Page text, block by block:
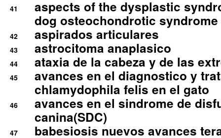
41
aspects of the dysplastic
dog osteochondrotic syndrome
42 aspirados articulares
43 astrocitoma anaplasico
44 ataxia de la cabeza y de las
45
avances en el diagnostico y
chlamydophila felis en el gato
46
avances en el sindrome de
canina(SDC)
47 babesiosis nuevos avances